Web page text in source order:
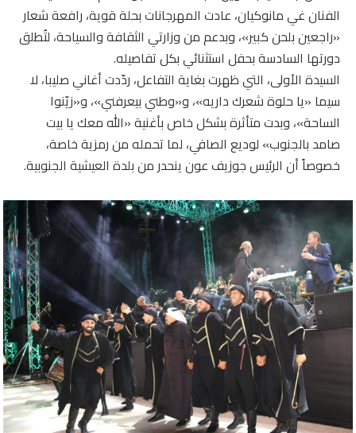
الفنان غي مانوكيان، عادت المهرجانات بحلة قوية، رافعة شعار
«راجعين بلحن كبير»، وبدعم من وزارتي الثقافة والسياحة، لتُطلق
دورتها السادسة بحفل استثنائي بكل تفاصيله.
السيدة الأولى، التي ظهرت بغاية التفاعل، ردّدت أغاني صليبا، لا
سيما «يا حلوة شعرك داريه»، و«وطني بيعرفني»، و«زيّنوا
الساحة»، وبدت متأثرة بشكل خاص بأغنية «الله معك يا بيت
صامد بالجنوب» لوديع الصافي، لما تحمله من رمزية خاصة،
خصوصاً أن الرئيس جوزيف عون ينحدر من بلدة العيشية الجنوبية.